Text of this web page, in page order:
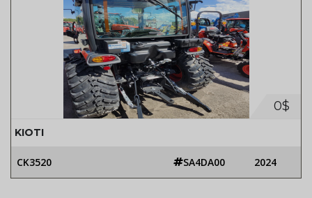
0$
KIOTI
CK3520 SA4DA00 2024